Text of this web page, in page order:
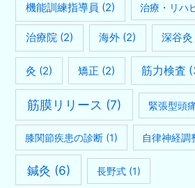
機能訓練指導員 (2) 治療・リハ
治療院 (2) 海外 (2) 深谷灸
灸 (2) 矯正 (2) 筋力検査
筋膜リリース (7) 緊張型頭
膝関節疾患の診断 (1) 自律神経調
鍼灸 (6) 長野式 (1)